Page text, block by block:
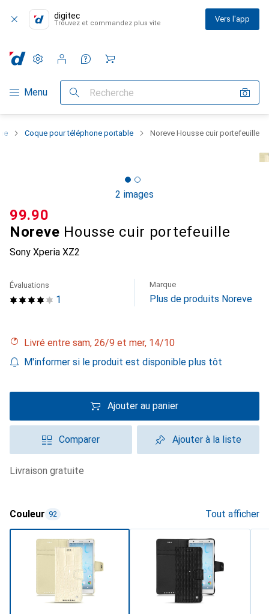
digitec
Trouvez et commandez plus vite Vers l'app
Navigation par catégorie
Menu Recherche
Paramètres
Compte client
Listes de comparaison
Listes d'envies
Panier
Coque pour téléphone portable Noreve Housse cuir portefeuille
2 images
Noreve Housse cuir portefeuille
Sony Xperia XZ2
CHF
99.90
1
Évaluations Marque
Plus de produits Noreve
Livré entre sam, 26/9 et mer, 14/10
M'informer si le produit est disponible plus tôt
Ajouter au panier
Comparer Ajouter à la liste
livraison gratuite
Couleur 92 Tout afficher